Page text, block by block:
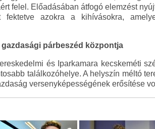
felel. Előadásában átfogó elemzést
fektetve azokra a kihívásokra,
párbeszéd központja
és Iparkamara kecskeméti
találkozóhelye. A helyszín méltó
versenyképességének erősítése